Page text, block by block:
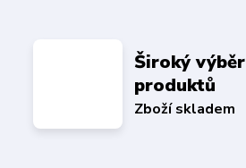
Široký výběr
produktů
Zboží skladem